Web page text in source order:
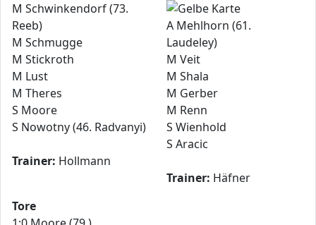
M Schwinkendorf (73.
Reeb)
M Schmugge
M Stickroth
M Lust
M Theres
S Moore
S Nowotny (46. Radvanyi)
Trainer: Hollmann
A Mehlhorn (61.
Laudeley)
M Veit
M Shala
M Gerber
M Renn
S Wienhold
S Aracic
Trainer: Häfner
Tore